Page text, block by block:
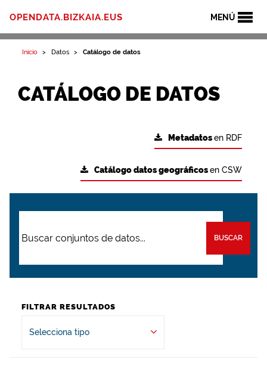
MENÚ
OPENDATA.BIZKAIA.EUS
Inicio Datos Catálogo de datos
CATÁLOGO DE DATOS
Metadatosen RDF
Catálogo datos geográficosen CSW
BUSCAR
FILTRAR RESULTADOS
Selecciona tipo